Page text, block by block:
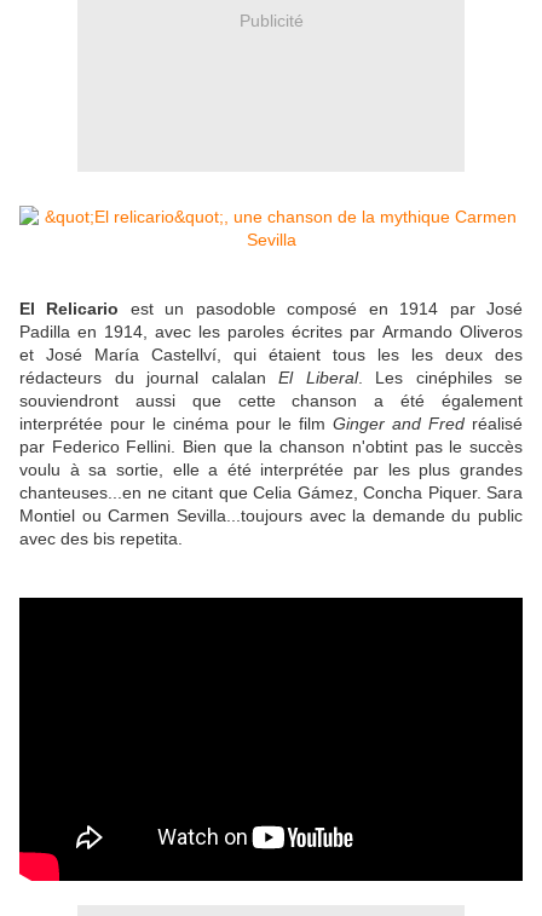
Publicité
El Relicario est un pasodoble composé en 1914 par José
Padilla en 1914, avec les paroles écrites par Armando Oliveros
et José María Castellví, qui étaient tous les les deux des
rédacteurs du journal calalan El Liberal. Les cinéphiles se
souviendront aussi que cette chanson a été également
interprétée pour le cinéma pour le film Ginger and Fred réalisé
par Federico Fellini. Bien que la chanson n'obtint pas le succès
voulu à sa sortie, elle a été interprétée par les plus grandes
chanteuses...en ne citant que Celia Gámez, Concha Piquer. Sara
Montiel ou Carmen Sevilla...toujours avec la demande du public
avec des bis repetita.